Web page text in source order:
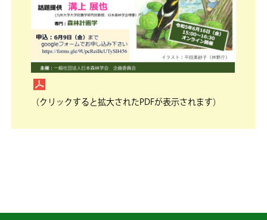
（クリックすると拡大されたPDFが表示されます）